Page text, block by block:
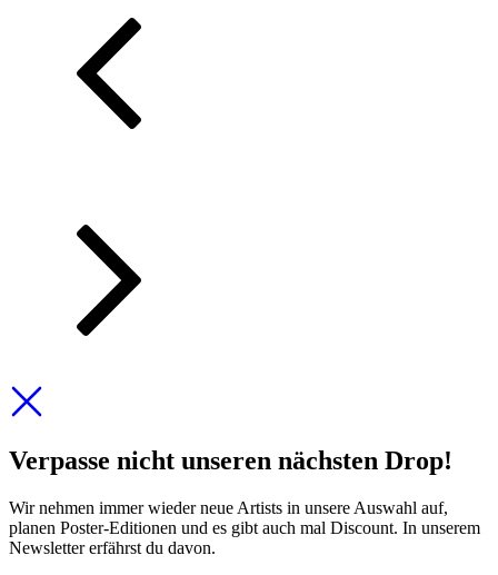
Verpasse nicht unseren nächsten Drop!
Wir nehmen immer wieder neue Artists in unsere Auswahl auf,
planen Poster-Editionen und es gibt auch mal Discount. In unserem
Newsletter erfährst du davon.